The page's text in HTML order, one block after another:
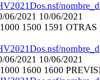
2021 10/06/2021
1500 1591
2021 10/06/2021
1600 1600